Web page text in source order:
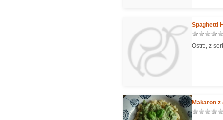
Spaghetti
Ostre, z
Makaron z